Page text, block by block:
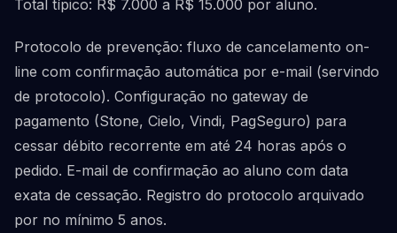
Total típico: R$ 7.000 a R$ 15.000 por aluno.
Protocolo de prevenção: fluxo de cancelamento on-
line com confirmação automática por e-mail (servindo
de protocolo). Configuração no gateway de
pagamento (Stone, Cielo, Vindi, PagSeguro) para
cessar débito recorrente em até 24 horas após o
pedido. E-mail de confirmação ao aluno com data
exata de cessação. Registro do protocolo arquivado
por no mínimo 5 anos.